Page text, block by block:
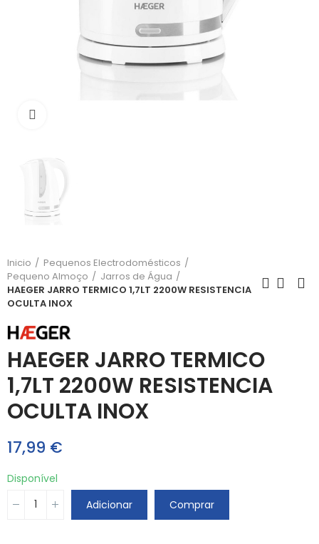
Inicio
Pequenos Electrodomésticos
Pequeno Almoço
Jarros de Água
HAEGER JARRO TERMICO 1,7LT 2200W RESISTENCIA
OCULTA INOX
HAEGER JARRO TERMICO
1,7LT 2200W RESISTENCIA
OCULTA INOX
17,99 €
Disponível
Adicionar
Comprar